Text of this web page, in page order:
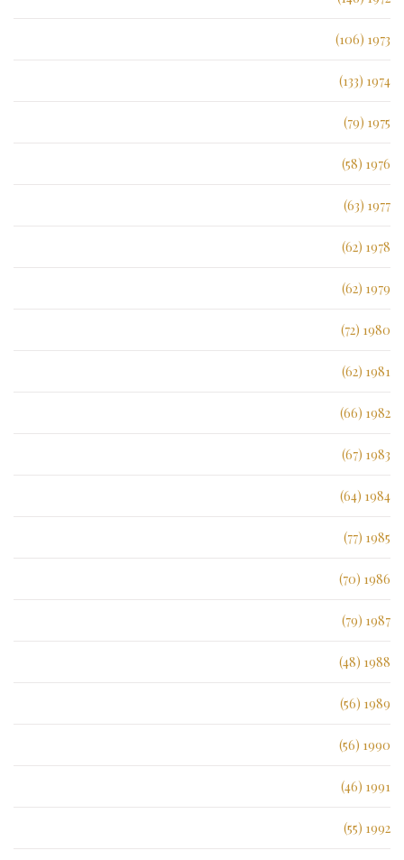
1973 (106)
1974 (133)
1975 (79)
1976 (58)
1977 (63)
1978 (62)
1979 (62)
1980 (72)
1981 (62)
1982 (66)
1983 (67)
1984 (64)
1985 (77)
1986 (70)
1987 (79)
1988 (48)
1989 (56)
1990 (56)
1991 (46)
1992 (55)